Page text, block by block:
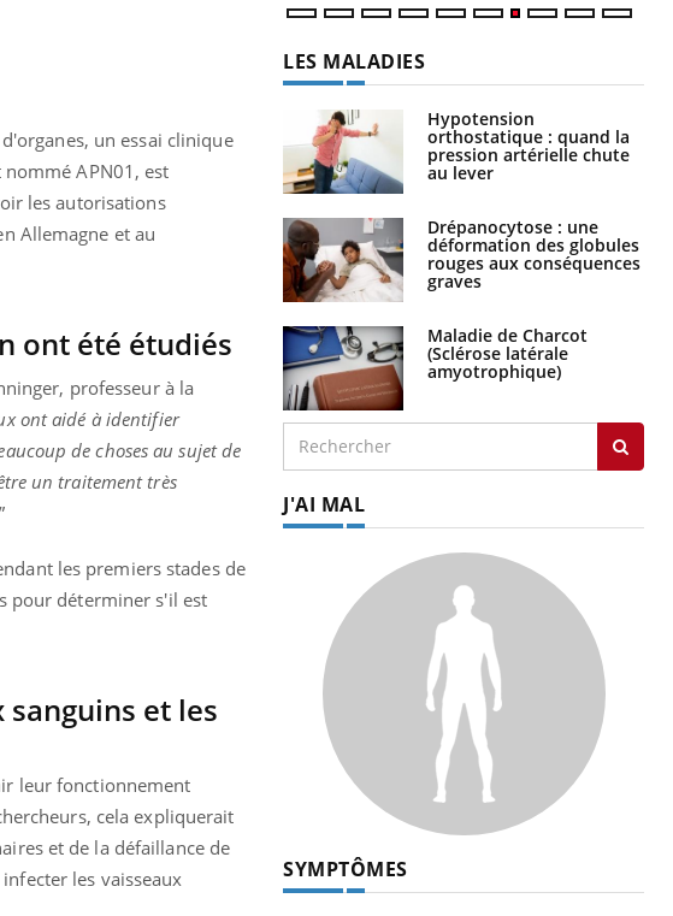
un essai clinique
APN01, est
les autorisations
Allemagne et au
ont été étudiés
professeur à la
ont aidé à identifier
de choses au sujet de
un traitement très
les premiers stades de
pour déterminer s'il est
et les
leur fonctionnement
cela expliquerait
et de la défaillance de
les vaisseaux
LES MALADIES
Hypotension
orthostatique : quand la
pression artérielle chute
au lever
Drépanocytose : une
déformation des globules
rouges aux conséquences
graves
Maladie de Charcot
(Sclérose latérale
amyotrophique)
J'AI MAL
SYMPTÔMES